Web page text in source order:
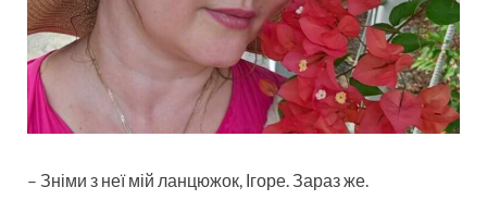
– Зніми з неї мій ланцюжок, Ігоре. Зараз же.